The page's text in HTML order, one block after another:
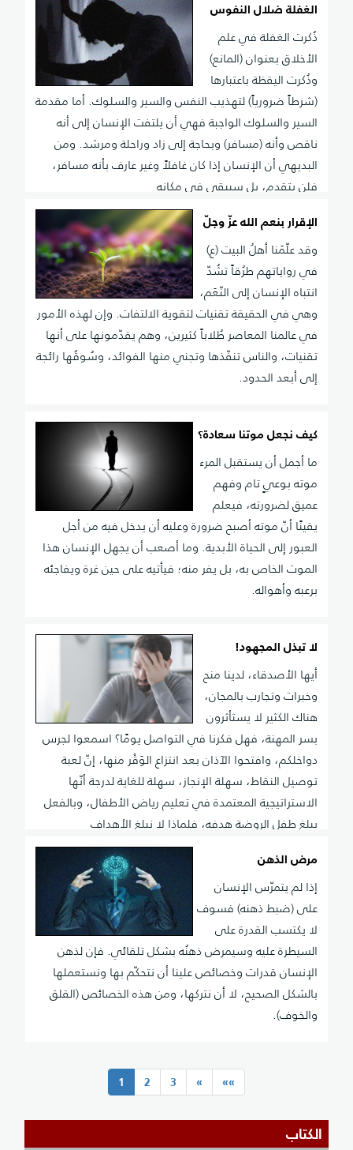
الغفلة ضلال النفوس
ذُكرت الغفلة في علم
الأخلاق بعنوان (المانع)
وذُكرت اليقظة باعتبارها
(شرطاً ضرورياً) لتهذيب النفس والسير والسلوك. أما مقدمة
السير والسلوك الواجبة فهي أن يلتفت الإنسان إلى أنه
ناقص وأنه (مسافر) وبحاجة إلى زاد وراحلة ومرشد. ومن
البديهي أن الإنسان إذا كان غافلاً وغير عارف بأنه مسافر،
فلن يتقدم، بل سيبقى في مكانه
الإقرار بنعم الله عزّ وجلّ
وقد علّمَنا أهلُ البيت (ع)
في رواياتهم طرُقاً تشُدّ
انتباه الإنسان إلى النّعَم،
وهي في الحقيقة تقنيات لتقوية الالتفات. وإن لهذه الأمور
في عالمنا المعاصر طُلاباً كثيرين، وهم يقدّمونها على أنها
تقنيات، والناس تنفّذها وتجني منها الفوائد، وسُوقُها رائجة
إلى أبعد الحدود.
كيف نجعل موتنا سعادة؟
ما أجمل أن يستقبل المرء
موته بوعيٍ تام وفهم
عميق لضرورته، فيعلم
يقينًا أنّ موته أصبح ضرورة وعليه أن يدخل فيه من أجل
العبور إلى الحياة الأبدية. وما أصعب أن يجهل الإنسان هذا
الموت الخاص به، بل يفر منه؛ فيأتيه على حين غرة ويفاجئه
برعبه وأهواله.
لا تبذل المجهود!
أيها الأصدقاء، لدينا منح
وخبرات وتجارب بالمجان،
هناك الكثير لا يستأثرون
بسر المهنة، فهل فكرنا في التواصل يومًا؟ اسمعوا لجرس
دواخلكم، وافتحوا الآذان بعد انتزاع الوَقْر منها، إنّ لعبة
توصيل النقاط، سهلة الإنجاز، سهلة للغاية لدرجة أنّها
الاستراتيجية المعتمدة في تعليم رياض الأطفال، وبالفعل
يبلغ طفل الروضة هدفه، فلماذا لا نبلغ الأهداف
مرض الذهن
إذا لم يتمرّس الإنسان
على (ضبط ذهنه) فسوف
لا يكتسب القدرة على
السيطرة عليه وسيمرض ذهنُه بشكل تلقائي. فإن لذهن
الإنسان قدرات وخصائص علينا أن نتحكّم بها ونستعملها
بالشكل الصحيح، لا أن نتركها، ومن هذه الخصائص (القلق
والخوف).
1 2 3 » »»
الكتاب